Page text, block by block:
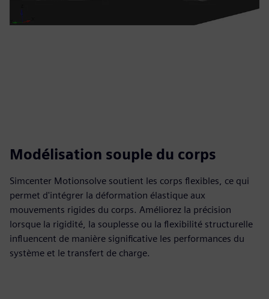
Modélisation souple du corps
Simcenter Motionsolve soutient les corps flexibles, ce qui
permet d'intégrer la déformation élastique aux
mouvements rigides du corps. Améliorez la précision
lorsque la rigidité, la souplesse ou la flexibilité structurelle
influencent de manière significative les performances du
système et le transfert de charge.